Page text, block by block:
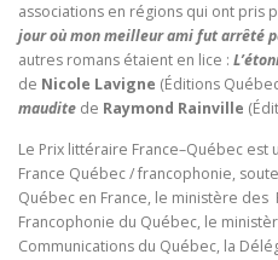
associations en régions qui ont pris
jour où mon meilleur ami fut arrêté
autres romans étaient en lice :
de Nicole Lavigne (Éditions
maudite de Raymond Rainville
Le Prix littéraire France–Québec est
France Québec / francophonie,
Québec en France, le ministère
Francophonie du Québec, le
Communications du Québec, la